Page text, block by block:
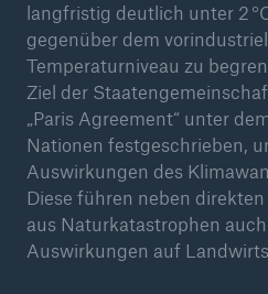
langfristig deutlich unter 2
gegenüber dem
Temperaturniveau zu
Ziel der
„Paris Agreement“ unter
Nationen festgeschrieben,
Auswirkungen des
Diese führen neben
aus Naturkatastrophen
Auswirkungen auf